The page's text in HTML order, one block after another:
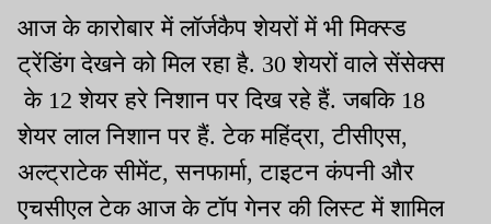
आज के कारोबार में लॉर्जकैप शेयरों में भी मिक्स्ड
ट्रेंडिंग देखने को मिल रहा है. 30 शेयरों वाले सेंसेक्स
के 12 शेयर हरे निशान पर दिख रहे हैं. जबकि 18
शेयर लाल निशान पर हैं. टेक महिंद्रा, टीसीएस,
अल्ट्राटेक सीमेंट, सनफार्मा, टाइटन कंपनी और
एचसीएल टेक आज के टॉप गेनर की लिस्ट में शामिल